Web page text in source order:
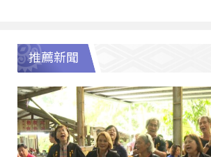
推薦新聞